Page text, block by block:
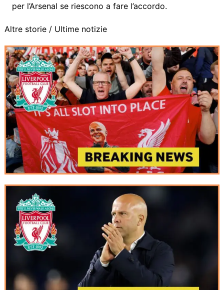
per l’Arsenal se riescono a fare l’accordo.
Altre storie / Ultime notizie